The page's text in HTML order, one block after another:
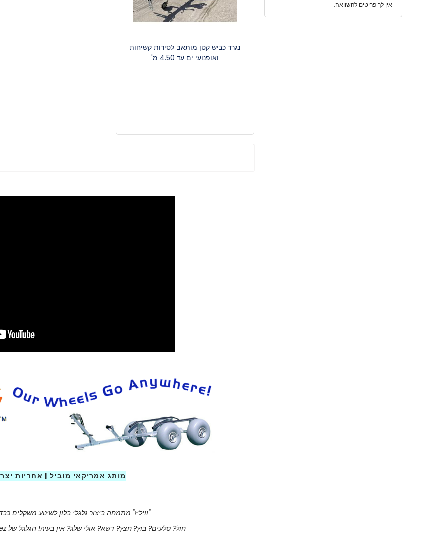
נגרר כביש קטן מותאם לסירות קשיחות
ואופנועי ים עד 4.50 מ'
מותג אמריקאי מוביל | אחריות
"וויליז" מתמחה ביצור גלגלי בלון לשינוע משקלים
חול? סלעים? בוץ? חצץ? דשא? אולי שלג? אין בעיה! הגלגל של wheeleez יעבור. מעולם לא היה קל יותר
אין לך פריטים להשוואה.